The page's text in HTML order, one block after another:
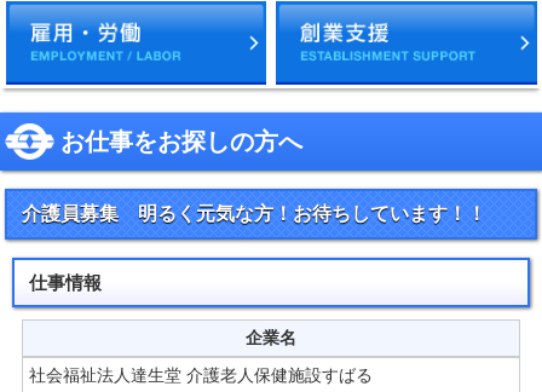
お仕事をお探しの方へ
介護員募集 明るく元気な方！お待ちしています！！
仕事情報
企業名
社会福祉法人達生堂 介護老人保健施設すばる